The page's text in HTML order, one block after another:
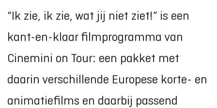
“Ik zie, ik zie, wat jij niet ziet!” is een
kant-en-klaar filmprogramma van
Cinemini on Tour: een pakket met
daarin verschillende Europese korte- en
animatiefilms en daarbij passend